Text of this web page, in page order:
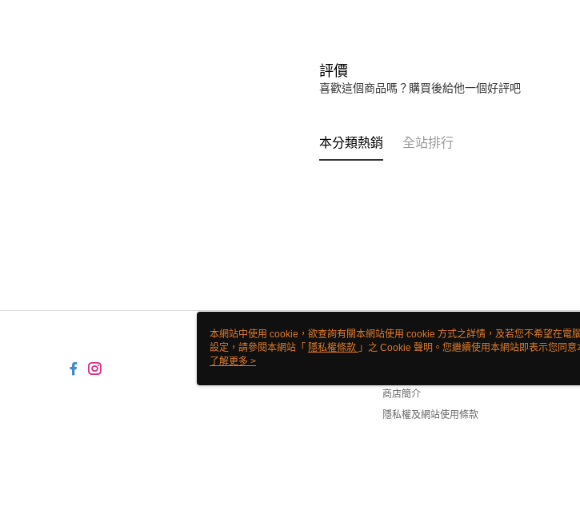
評價
喜歡這個商品嗎？購買後給他一個好評吧
本分類熱銷 全站排行
關於我們
商店簡介
隱私權及網站使用條款
本網站中使用 cookie，欲查詢有關本網站使用 cookie 方式之詳情，及若您不希望在電
設定，請參閱本網站「 隱私權條款 」之 Cookie 聲明。您繼續使用本網站即表示您同
使用 cookie。
了解更多 >